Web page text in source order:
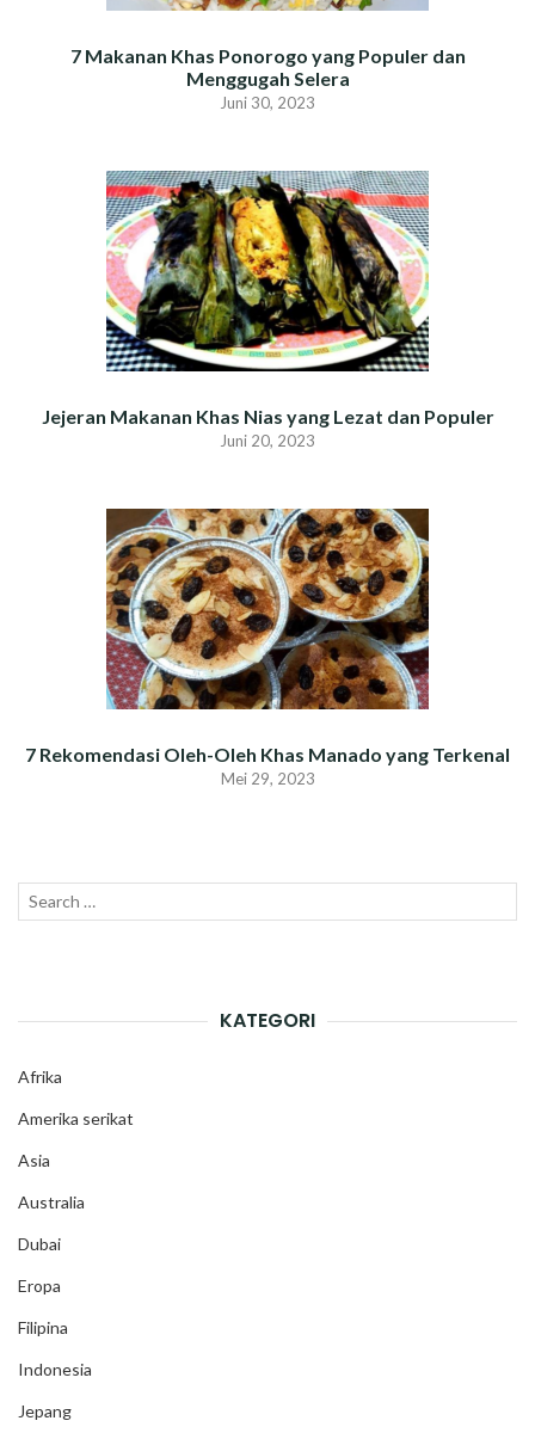
7 Makanan Khas Ponorogo yang Populer dan
Menggugah Selera
Juni 30, 2023
Jejeran Makanan Khas Nias yang Lezat dan Populer
Juni 20, 2023
7 Rekomendasi Oleh-Oleh Khas Manado yang Terkenal
Mei 29, 2023
Search
KATEGORI
Afrika
Amerika serikat
Asia
Australia
Dubai
Eropa
Filipina
Indonesia
Jepang